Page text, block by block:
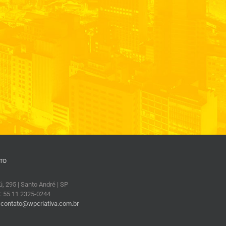
295 | Santo André | SP
55 11 2325-0244
contato@wpcriativa.com.br